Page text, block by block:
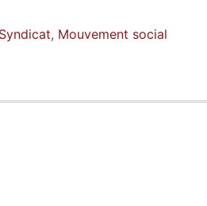
Syndicat, Mouvement social